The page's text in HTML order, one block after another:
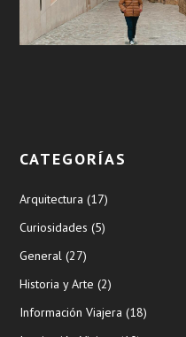
CATEGORÍAS
Arquitectura (17)
Curiosidades (5)
General (27)
Historia y Arte (2)
Información Viajera (18)